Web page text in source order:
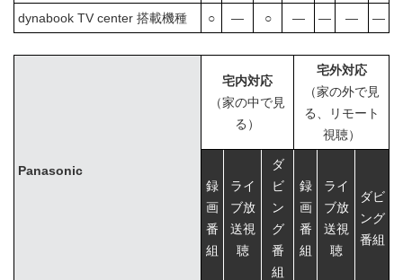
dynabook TV center 搭載機種 ○ ― ○ ― ― ― ―
Panasonic
宅内対応
（家の中で見
る）
宅外対応
（家の外で見
る、リモート
視聴）
録
画
番
組
ライ
ブ放
送視
聴
ダ
ビ
ン
グ
番
組
録
画
番
組
ライ
ブ放
送視
聴
ダビ
ング
番組